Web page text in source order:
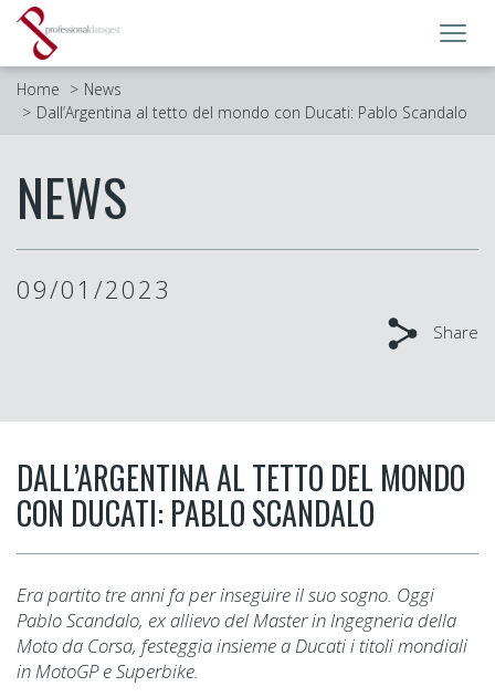
Home
News
Dall’Argentina al tetto del mondo con Ducati: Pablo Scandalo
NEWS
09/01/2023
Share
DALL’ARGENTINA AL TETTO DEL MONDO
CON DUCATI: PABLO SCANDALO
Era partito tre anni fa per inseguire il suo sogno. Oggi
Pablo Scandalo, ex allievo del Master in Ingegneria della
Moto da Corsa, festeggia insieme a Ducati i titoli mondiali
in MotoGP e Superbike.